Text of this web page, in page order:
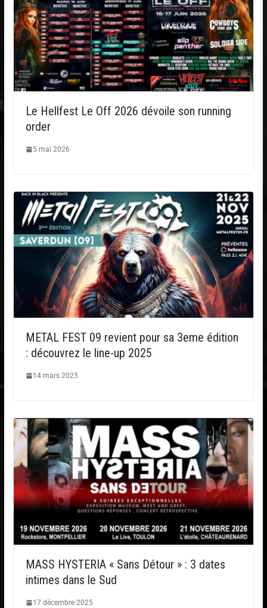
Le Hellfest Le Off 2026 dévoile son running
order
5 mai 2026
METAL FEST 09 revient pour sa 3eme édition
: découvrez le line-up 2025
14 mars 2025
MASS HYSTERIA « Sans Détour » : 3 dates
intimes dans le Sud
17 décembre 2025